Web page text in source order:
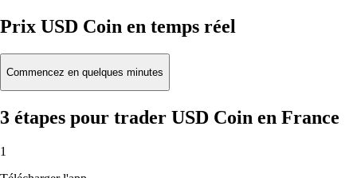
Prix USD Coin en temps réel
Commencez en quelques minutes
3 étapes pour trader USD Coin en France
1